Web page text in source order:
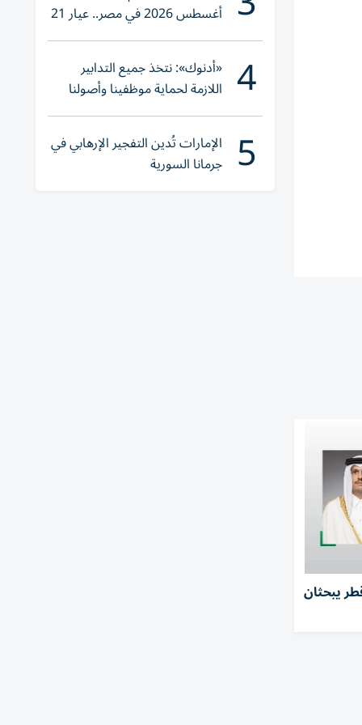
يبحثان
أغسطس 2026 في مصر.. عيار 21
يقترب من هذا الرقم
4 «أدنوك»: نتخذ جميع التدابير
اللازمة لحماية موظفينا وأصولنا
وعملياتنا
5 الإمارات تُدين التفجير الإرهابي في
جرمانا السورية